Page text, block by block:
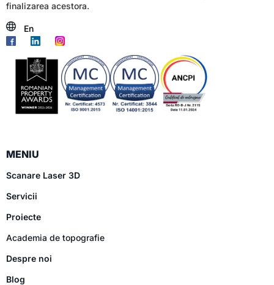
finalizarea acestora.
En
MENIU
Scanare Laser 3D
Servicii
Proiecte
Academia de topografie
Despre noi
Blog